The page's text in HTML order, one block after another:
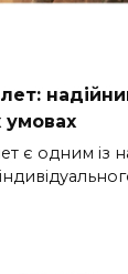
умовах
є одним із